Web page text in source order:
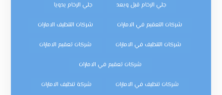
جلي الرخام قبل وبعد جلي الرخام يدويا
شركات التعقيم في الامارات شركات التنظيف الامارات
شركات التنظيف في الامارات شركات تعقيم الامارات
شركات تعقيم في الامارات
شركات تنظيف في الامارات شركة تنظيف الامارات